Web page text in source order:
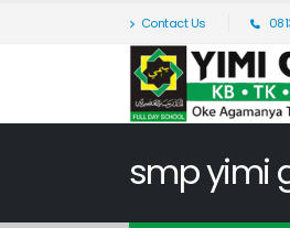
Contact Us
smp yimi